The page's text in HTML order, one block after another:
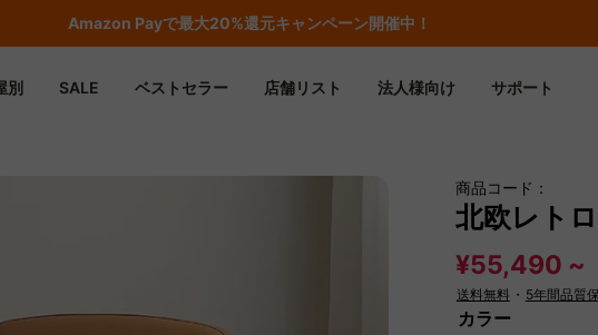
Amazon Payで最大20%還元キャンペーン開催中！
別 SALE ベストセラー 店舗リスト 法人様向け サポート
商品コード：
北欧レト
¥55,490 ~
送料無料 ・ 5年間品質
カラー